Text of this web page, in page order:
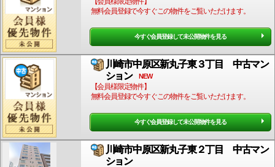
無料会員登録で今すぐこの物件をご覧いただけます。
今すぐ会員登録して未公開物件を見る
川崎市中原区新丸子東３丁目 中古マン
ション
NEW
【会員様限定物件】
無料会員登録で今すぐこの物件をご覧いただけます。
今すぐ会員登録して未公開物件を見る
川崎市中原区新丸子東２丁目 中古マン
ション